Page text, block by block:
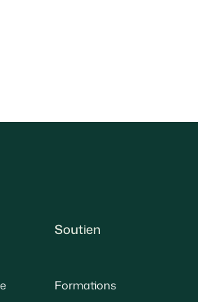
Soutien
Formations